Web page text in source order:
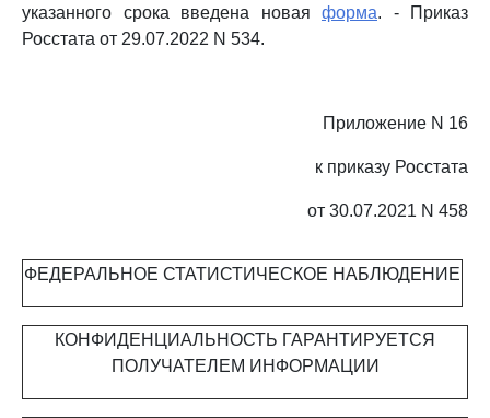
указанного срока введена новая форма. - Приказ
Росстата от 29.07.2022 N 534.
Приложение N 16
к приказу Росстата
от 30.07.2021 N 458
ФЕДЕРАЛЬНОЕ СТАТИСТИЧЕСКОЕ НАБЛЮДЕНИЕ
КОНФИДЕНЦИАЛЬНОСТЬ ГАРАНТИРУЕТСЯ
ПОЛУЧАТЕЛЕМ ИНФОРМАЦИИ